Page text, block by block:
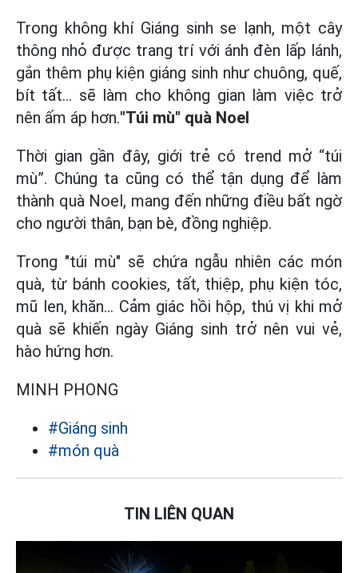
Trong không khí Giáng sinh se lạnh, một cây
thông nhỏ được trang trí với ánh đèn lấp lánh,
gắn thêm phụ kiện giáng sinh như chuông, quế,
bít tất… sẽ làm cho không gian làm việc trở
nên ấm áp hơn."Túi mù" quà Noel
Thời gian gần đây, giới trẻ có trend mở “túi
mù”. Chúng ta cũng có thể tận dụng để làm
thành quà Noel, mang đến những điều bất ngờ
cho người thân, bạn bè, đồng nghiệp.
Trong "túi mù" sẽ chứa ngẫu nhiên các món
quà, từ bánh cookies, tất, thiệp, phụ kiện tóc,
mũ len, khăn... Cảm giác hồi hộp, thú vị khi mở
quà sẽ khiến ngày Giáng sinh trở nên vui vẻ,
hào hứng hơn.
MINH PHONG
#Giáng sinh
#món quà
TIN LIÊN QUAN